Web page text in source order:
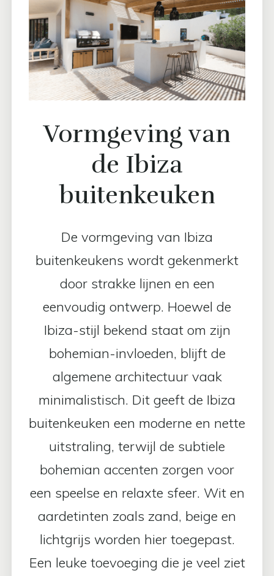
Vormgeving van
de Ibiza
buitenkeuken
De vormgeving van Ibiza
buitenkeukens wordt gekenmerkt
door strakke lijnen en een
eenvoudig ontwerp. Hoewel de
Ibiza-stijl bekend staat om zijn
bohemian-invloeden, blijft de
algemene architectuur vaak
minimalistisch. Dit geeft de Ibiza
buitenkeuken een moderne en nette
uitstraling, terwijl de subtiele
bohemian accenten zorgen voor
een speelse en relaxte sfeer. Wit en
aardetinten zoals zand, beige en
lichtgrijs worden hier toegepast.
Een leuke toevoeging die je veel ziet